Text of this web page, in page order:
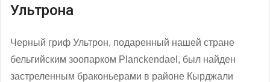
Ультрона
Черный гриф Ультрон, подаренный нашей стране
бельгийским зоопарком Planckendael, был найден
застреленным браконьерами в районе Кырджали